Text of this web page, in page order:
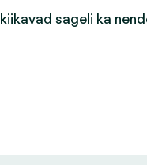
sageli ka